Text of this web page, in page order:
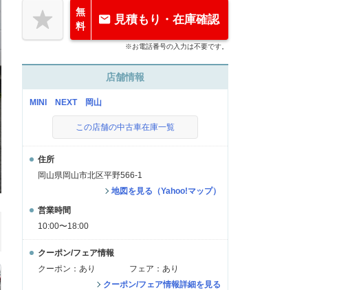
無
料
見積もり・在庫確認
※お電話番号の入力は不要です。
店舗情報
MINI NEXT 岡山
この店舗の中古車在庫一覧
住所
岡山県岡山市北区平野566-1
地図を見る（Yahoo!マップ）
営業時間
10:00〜18:00
クーポン/フェア情報
クーポン：あり
フェア：あり
クーポン/フェア情報詳細を見る